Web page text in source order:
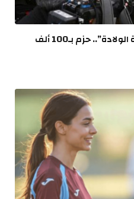
قرار ترامب يطيح بسوق “سياحة الولادة”.. حزم بـ100 ألف